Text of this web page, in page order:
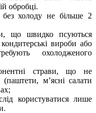
обробці.
без холоду не більше 2
що швидко псуються
вироби або
охолодженого
страви, що не
м’ясні салати
користуватися лише